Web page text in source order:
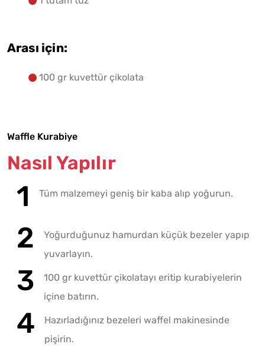
Arası için:
100 gr kuvettür çikolata
Waffle Kurabiye
Nasıl Yapılır
Tüm malzemeyi geniş bir kaba alıp yoğurun.
Yoğurduğunuz hamurdan küçük bezeler yapıp
yuvarlayın.
100 gr kuvettür çikolatayı eritip kurabiyelerin
içine batırın.
Hazırladığınız bezeleri waffel makinesinde
pişirin.